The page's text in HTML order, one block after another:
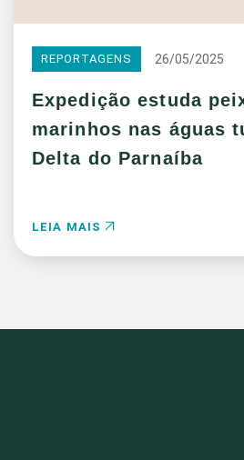
REPORTAGENS 26/05/2025
Expedição estuda
marinhos nas águas
Delta do Parnaíba
LEIA MAIS